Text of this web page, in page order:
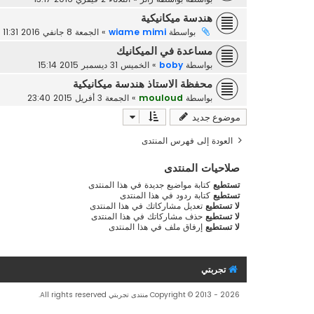
هندسة ميكانيكية
بواسطة wiame mimi
» الجمعة 8 جانفي 2016 11:31
مساعدة في الميكانيك
بواسطة boby
» الخميس 31 ديسمبر 2015 15:14
محفظة الاستاذ هندسة ميكانيكية
بواسطة mouloud
» الجمعة 3 أفريل 2015 23:40
موضوع جديد
العودة إلى فهرس المنتدى
صلاحيات المنتدى
تستطيع كتابة مواضيع جديدة في هذا المنتدى
تستطيع كتابة ردود في هذا المنتدى
لا تستطيع تعديل مشاركاتك في هذا المنتدى
لا تستطيع حذف مشاركاتك في هذا المنتدى
لا تستطيع إرفاق ملف في هذا المنتدى
تجربتي
Copyright © 2013 - 2026 منتدى تجربتي All rights reserved.